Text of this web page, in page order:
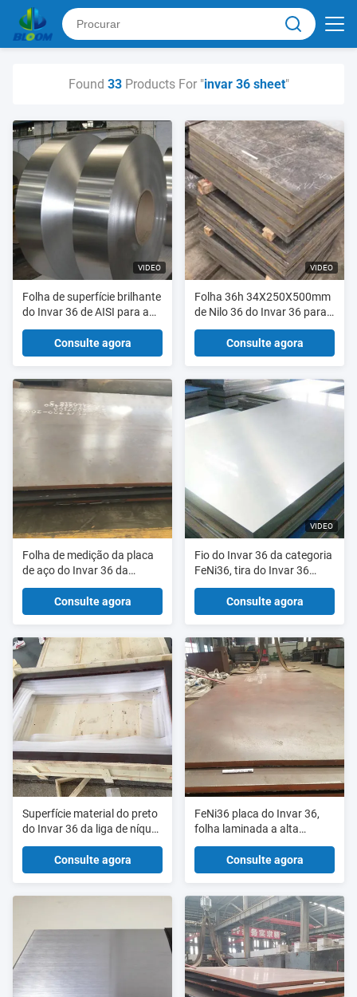
Found 33Products For "invar 36 sheet"
VIDEO
Folha de superfície brilhante
do Invar 36 de AISI para a
máscara de OLED
Consulte agora
VIDEO
Folha 36h 34X250X500mm
de Nilo 36 do Invar 36 para
a folha do Invar de OLED
Consulte agora
Folha de medição da placa
de aço do Invar 36 da
precisão
Consulte agora
VIDEO
Fio do Invar 36 da categoria
FeNi36, tira do Invar 36
espessura de 8mm - de
100mmConsulte agora
Superfície material do preto
do Invar 36 da liga de níquel
36 para a indústria de Oled
Consulte agora
FeNi36 placa do Invar 36,
folha laminada a alta
temperatura 1710 x 1110 x
31mm do Invar 36
Consulte agora